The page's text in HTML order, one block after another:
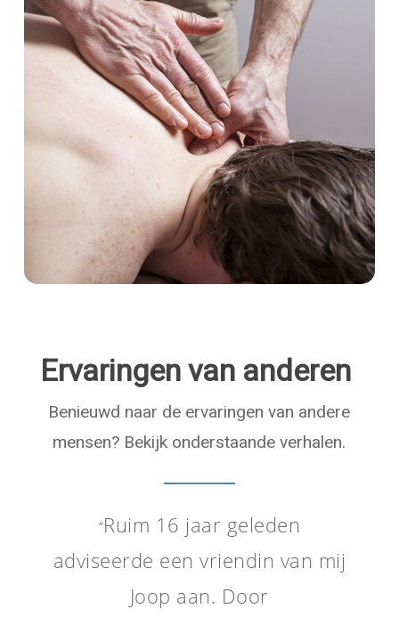
Ervaringen van anderen
Benieuwd naar de ervaringen van andere
mensen? Bekijk onderstaande verhalen.
“Ruim 16 jaar geleden
adviseerde een vriendin van mij
Joop aan. Door